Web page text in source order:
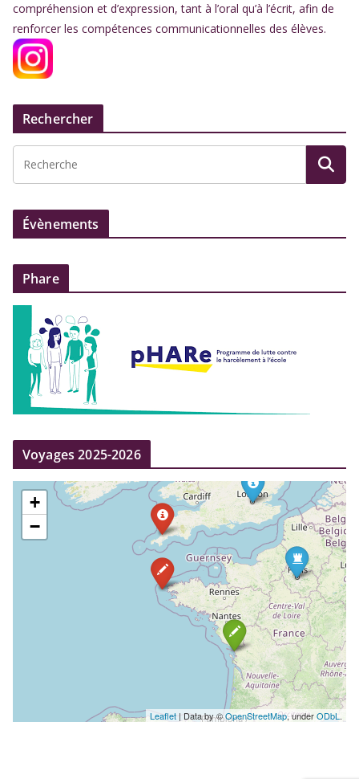
compréhension et d’expression, tant à l’oral qu’à l’écrit, afin de
renforcer les compétences communicationnelles des élèves.
Rechercher
Évènements
Phare
Voyages 2025-2026